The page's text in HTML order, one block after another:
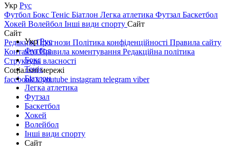
Укр Рус
Футбол Бокс Теніс Біатлон Легка атлетика Футзал Баскетбол
Хокей Волейбол Інші види спорту Сайт
Сайт
РедакціяПрогнози Політика конфіденційності Правила сайту
КонтактиПравила коментування Редакційна політика
Структура власності
Соціальні мережі
facebookxyoutube instagram telegram viber
УкрРус
Футбол
Бокс
Теніс
Біатлон
Легка атлетика
Футзал
Баскетбол
Хокей
Волейбол
Інші види спорту
Сайт